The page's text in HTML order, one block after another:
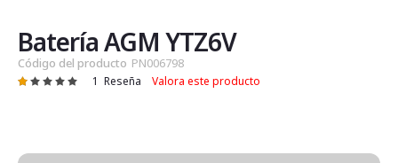
de
la
galería
de
Batería AGM YTZ6V
Código del producto PN006798
Valoración: 1 Reseña Valora este producto